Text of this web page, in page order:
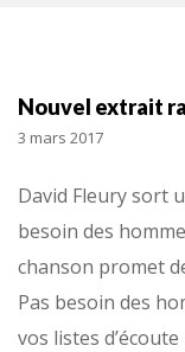
Nouvel extrait
3 mars 2017
David Fleury sort
besoin des
chanson promet
Pas besoin des
vos listes